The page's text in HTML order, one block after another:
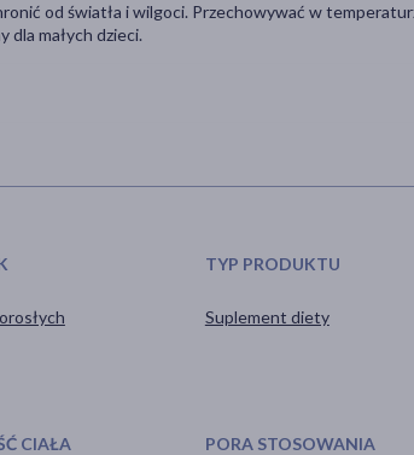
od światła i wilgoci. Przechowywać w
małych dzieci.
TYP PRODUKTU
Suplement diety
CIAŁA PORA STOSOWANIA